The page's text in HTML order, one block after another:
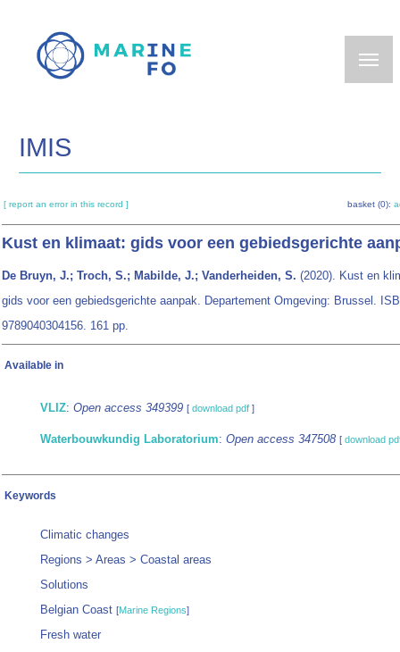
main
IMIS
[ report an error in this record ] basket (0):
Kust en klimaat: gids voor een gebiedsgerichte
De Bruyn, J.; Troch, S.; Mabilde, J.; Vanderheiden, S. (2020). Kust en
gids voor een gebiedsgerichte aanpak. Departement Omgeving: Brussel.
9789040304156. 161 pp.
Available in
VLIZ: Open access 349399 [ download pdf ]
Waterbouwkundig Laboratorium: Open access 347508 [ download
Keywords
Climatic changes
Regions > Areas > Coastal areas
Solutions
Belgian Coast [Marine Regions]
Fresh water